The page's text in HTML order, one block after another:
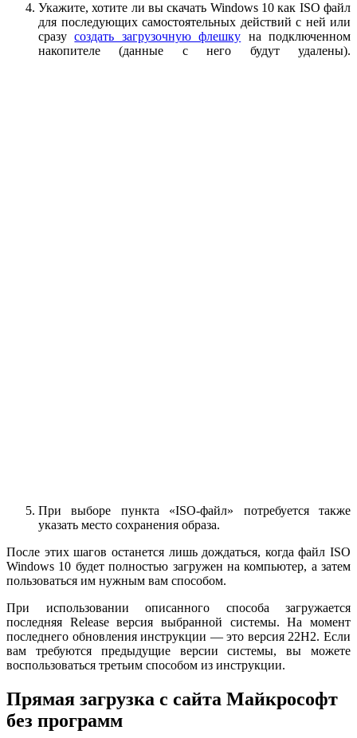
Укажите, хотите ли вы скачать Windows 10 как ISO файл
для последующих самостоятельных действий с ней или
сразусоздать загрузочную флешку на подключенном
накопителе (данные с него будут удалены).
При выборе пункта «ISO‑файл» потребуется также
указать место сохранения образа.
После этих шагов останется лишь дождаться, когда файл ISO
Windows 10 будет полностью загружен на компьютер, а затем
пользоваться им нужным вам способом.
При использовании описанного способа загружается
последняя Release версия выбранной системы. На момент
последнего обновления инструкции — это версия 22H2. Если
вам требуются предыдущие версии системы, вы можете
воспользоваться третьим способом из инструкции.
Прямая загрузка с сайта Майкрософт
без программ